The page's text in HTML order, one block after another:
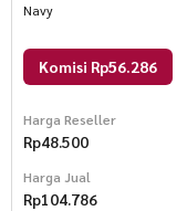
Navy
Komisi Rp56.286
Harga Reseller
Rp48.500
Harga Jual
Rp104.786